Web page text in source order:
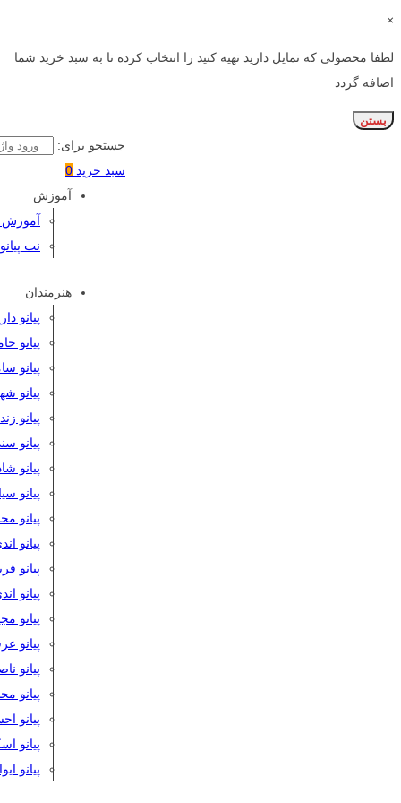
×
لطفا محصولی که تمایل دارید تهیه کنید را انتخاب کرده تا به سبد خرید شما
اضافه گردد
بستن
جستجو برای:
سبد خرید 0
آموزش
آموزش
نت پیانو
هنرمندان
پیانو
پیانو
پیانو
پیانو
پیانو
پیانو
پیانو
پیانو
پیانو
پیانو
پیانو
پیانو
پیانو
پیانو
پیانو
پیانو
پیانو
پیانو
پیانو